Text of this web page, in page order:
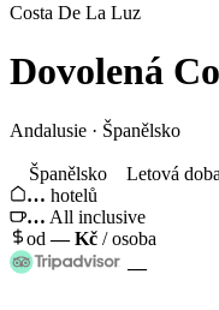
Costa De La Luz
Dovolená
Andalusie · Španělsko
Španělsko Letová
… hotelů
… All inclusive
od—Kč / osoba
—